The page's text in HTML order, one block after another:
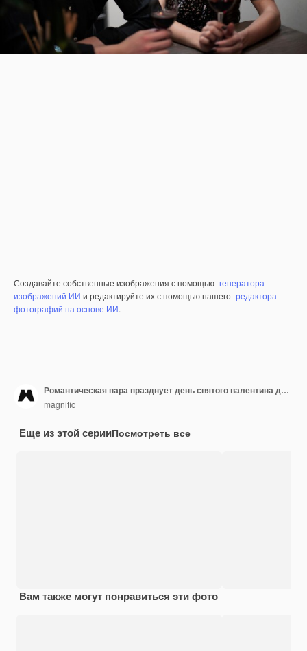
Создавайте собственные изображения с помощью генератора
изображений ИИ и редактируйте их с помощью нашего редактора
фотографий на основе ИИ.
Романтическая пара празднует день святого валентина дома с вином
magnific
Еще из этой серииПосмотреть все
Вам также могут понравиться эти фото